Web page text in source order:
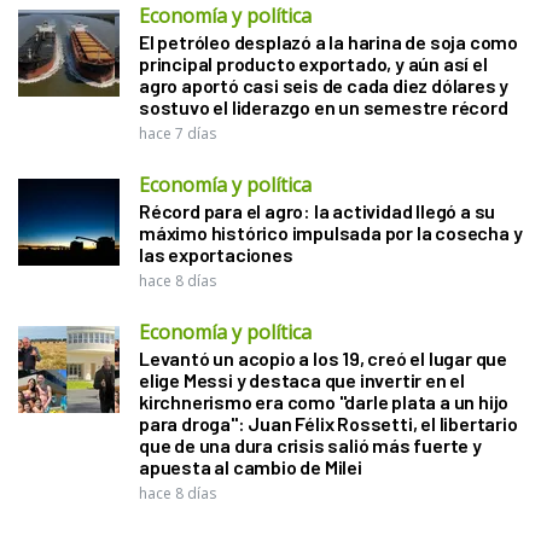
Economía y política
El petróleo desplazó a la harina de soja como
principal producto exportado, y aún así el
agro aportó casi seis de cada diez dólares y
sostuvo el liderazgo en un semestre récord
hace 7 días
Economía y política
Récord para el agro: la actividad llegó a su
máximo histórico impulsada por la cosecha y
las exportaciones
hace 8 días
Economía y política
Levantó un acopio a los 19, creó el lugar que
elige Messi y destaca que invertir en el
kirchnerismo era como "darle plata a un hijo
para droga": Juan Félix Rossetti, el libertario
que de una dura crisis salió más fuerte y
apuesta al cambio de Milei
hace 8 días